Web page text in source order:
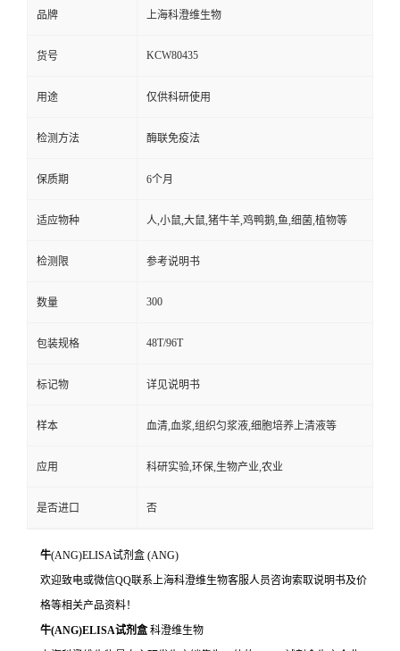
品牌 上海科澄维生物
货号 KCW80435
用途 仅供科研使用
检测方法 酶联免疫法
保质期 6个月
适应物种 人,小鼠,大鼠,猪牛羊,鸡鸭鹅,鱼,细菌,植物等
检测限 参考说明书
数量 300
包装规格 48T/96T
标记物 详见说明书
样本 血清,血浆,组织匀浆液,细胞培养上清液等
应用 科研实验,环保,生物产业,农业
是否进口 否
牛(ANG)ELISA试剂盒 (ANG)
欢迎致电或微信QQ联系上海科澄维生物客服人员咨询索取说明书及价
格等相关产品资料！
牛(ANG)ELISA试剂盒 科澄维生物